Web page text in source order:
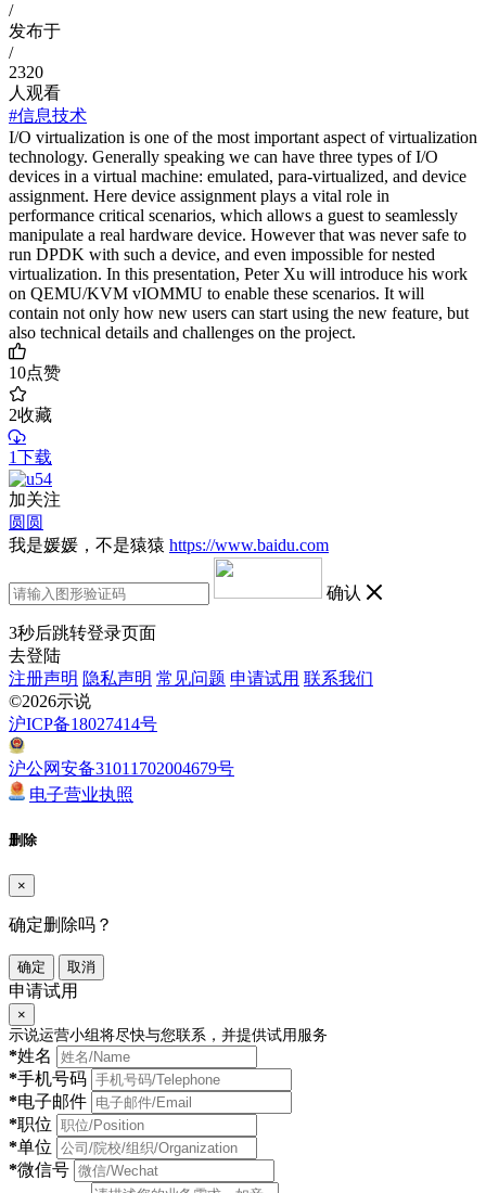
/
发布于
/
2320
人观看
#信息技术
I/O virtualization is one of the most important aspect of virtualization
technology. Generally speaking we can have three types of I/O
devices in a virtual machine: emulated, para-virtualized, and device
assignment. Here device assignment plays a vital role in
performance critical scenarios, which allows a guest to seamlessly
manipulate a real hardware device. However that was never safe to
run DPDK with such a device, and even impossible for nested
virtualization. In this presentation, Peter Xu will introduce his work
on QEMU/KVM vIOMMU to enable these scenarios. It will
contain not only how new users can start using the new feature, but
also technical details and challenges on the project.
10点赞
2收藏
1下载
加关注
圆圆
我是媛媛，不是猿猿 https://www.baidu.com
确认
3秒后跳转登录页面
去登陆
注册声明 隐私声明 常见问题 申请试用 联系我们
©2026示说
沪ICP备18027414号
沪公网安备31011702004679号
电子营业执照
删除
×
确定删除吗？
确定 取消
申请试用
×
示说运营小组将尽快与您联系，并提供试用服务
*姓名
*手机号码
*电子邮件
*职位
*单位
*微信号